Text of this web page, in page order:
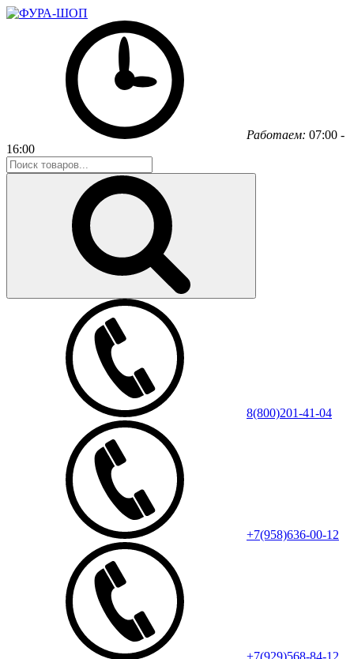
Работаем: 07:00 -
16:00
8(800)201-41-04
+7(958)636-00-12
+7(929)568-84-12